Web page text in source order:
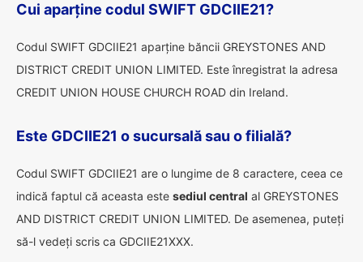
Cui aparține codul SWIFT GDCIIE21?
Codul SWIFT GDCIIE21 aparține băncii GREYSTONES AND
DISTRICT CREDIT UNION LIMITED. Este înregistrat la adresa
CREDIT UNION HOUSE CHURCH ROAD din Ireland.
Este GDCIIE21 o sucursală sau o filială?
Codul SWIFT GDCIIE21 are o lungime de 8 caractere, ceea ce
indică faptul că aceasta este sediul central al GREYSTONES
AND DISTRICT CREDIT UNION LIMITED. De asemenea, puteți
să-l vedeți scris ca GDCIIE21XXX.